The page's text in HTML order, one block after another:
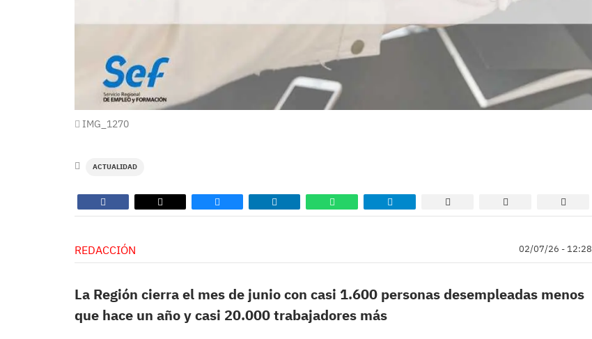
IMG_1270
ACTUALIDAD
REDACCIÓN 02/07/26 - 12:28
La Región cierra el mes de junio con casi 1.600 personas desempleadas menos
que hace un año y casi 20.000 trabajadores más